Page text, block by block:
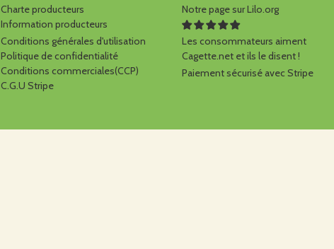
Charte producteurs
Information producteurs
Conditions générales d'utilisation
Politique de confidentialité
Conditions commerciales(CCP)
C.G.U Stripe
Notre page sur Lilo.org
Les consommateurs aiment
Cagette.net et ils le disent !
Paiement sécurisé avec Stripe